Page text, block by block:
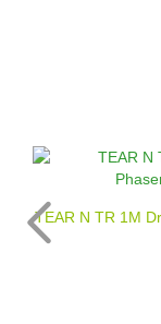
TEAR N TR 1M